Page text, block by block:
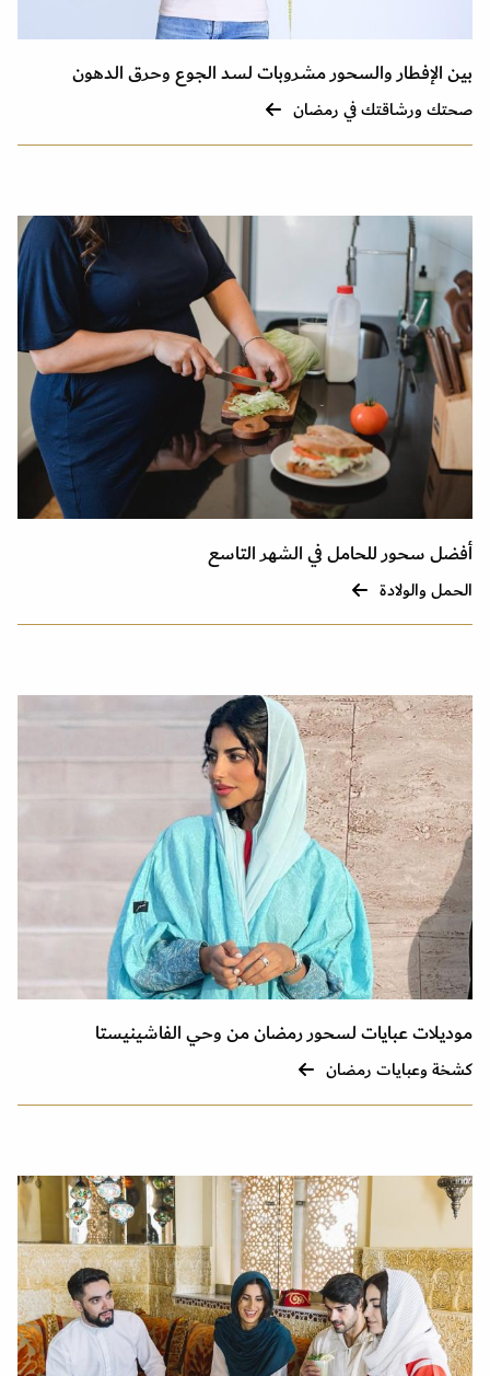
بين الإفطار والسحور مشروبات لسد الجوع وحرق الدهون
صحتك ورشاقتك في رمضان
أفضل سحور للحامل في الشهر التاسع
الحمل والولادة
موديلات عبايات لسحور رمضان من وحي الفاشينيستا
كشخة وعبايات رمضان